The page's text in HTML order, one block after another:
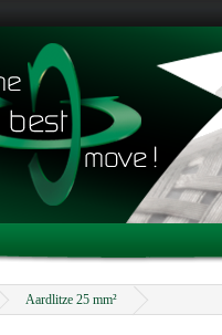
Aardlitze 25 mm²